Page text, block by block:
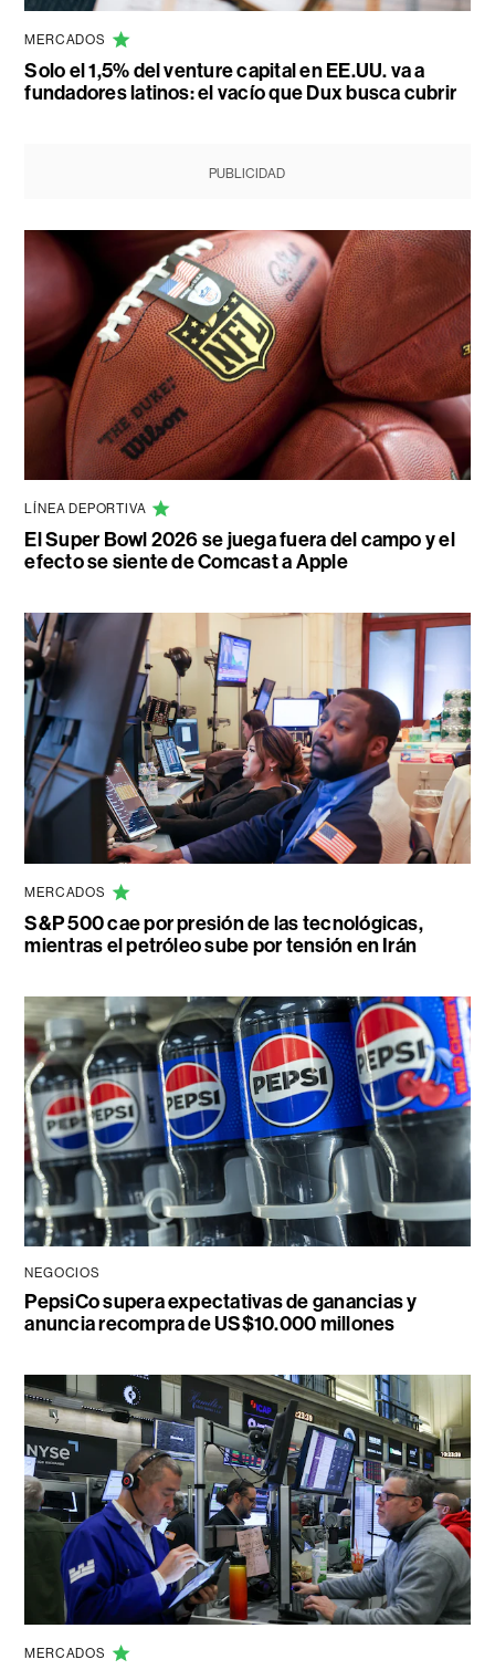
MERCADOS
Solo el 1,5% del venture capital en EE.UU. va a
fundadores latinos: el vacío que Dux busca cubrir
PUBLICIDAD
LÍNEA DEPORTIVA
El Super Bowl 2026 se juega fuera del campo y el
efecto se siente de Comcast a Apple
MERCADOS
S&P 500 cae por presión de las tecnológicas,
mientras el petróleo sube por tensión en Irán
NEGOCIOS
PepsiCo supera expectativas de ganancias y
anuncia recompra de US$10.000 millones
MERCADOS